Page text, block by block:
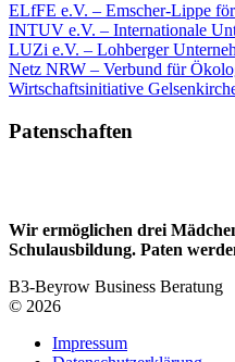
ELfFE e.V. – Emscher-Lippe
INTUV e.V. – Internationale
LUZi e.V. – Lohberger
Netz NRW – Verbund für
Wirtschaftsinitiative
Patenschaften
Wir ermöglichen drei
Schulausbildung. Paten
B3-Beyrow Business Beratung
© 2026
Impressum